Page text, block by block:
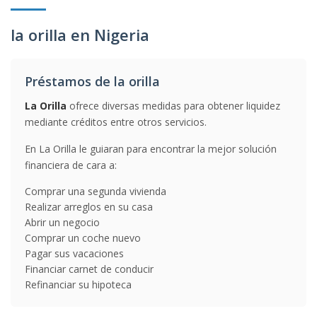
la orilla en Nigeria
Préstamos de la orilla
La Orilla ofrece diversas medidas para obtener liquidez
mediante créditos entre otros servicios.
En La Orilla le guiaran para encontrar la mejor solución
financiera de cara a:
Comprar una segunda vivienda
Realizar arreglos en su casa
Abrir un negocio
Comprar un coche nuevo
Pagar sus vacaciones
Financiar carnet de conducir
Refinanciar su hipoteca